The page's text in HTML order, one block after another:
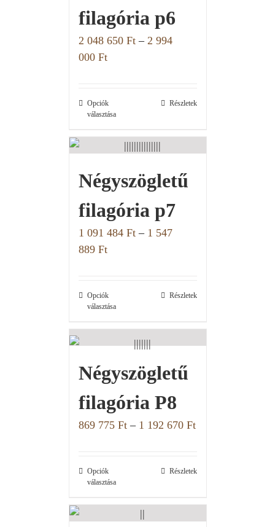
filagória p6
2 048 650 Ft– 2 994
000 Ft
Opciók
választása
Részletek
Négyszögletű
filagória p7
1 091 484 Ft– 1 547
889 Ft
Opciók
választása
Részletek
Négyszögletű
filagória P8
869 775 Ft– 1 192 670 Ft
Opciók
választása
Részletek